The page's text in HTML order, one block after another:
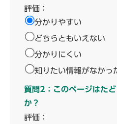
評価：
分かりやすい
どちらともいえない
分かりにくい
知りたい情報がなかっ
質問2：このページはた
か？
評価：